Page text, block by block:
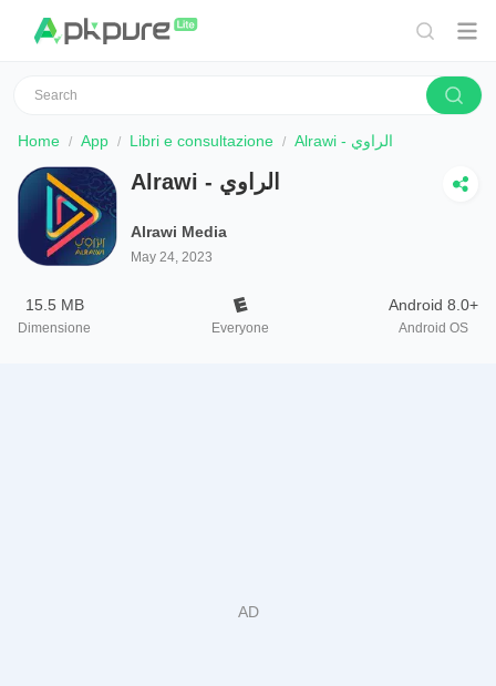
Home App Libri e consultazione Alrawi - الراوي
Alrawi - الراوي
Alrawi Media
May 24, 2023
15.5 MB
Dimensione Everyone
Android 8.0+
Android OS